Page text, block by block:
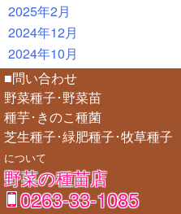
2025年2月
2024年12月
2024年10月
■問い合わせ
野菜種子･野菜苗
種芋･きのこ種菌
芝生種子･緑肥種子･牧草種子
について
野菜の種苗店
0263-33-1085